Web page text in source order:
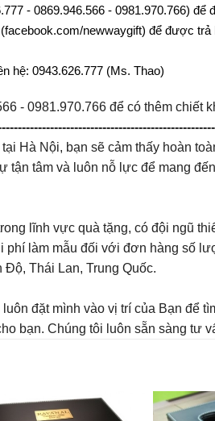
- 0869.946.566 - 0981.970.766) để
newwaygift) để được trả
hệ: 0943.626.777 (Ms. Thao)
- 0981.970.766 để có thêm chiết
Hà Nội, bạn sẽ cảm thấy hoàn
tận tâm và luôn nỗ lực để mang
lĩnh vực quà tặng, có đội ngũ
phí làm mẫu đối với đơn hàng số
Thái Lan, Trung Quốc.
luôn đặt mình vào vị trí của Bạn để
bạn. Chúng tôi luôn sẵn sàng tư